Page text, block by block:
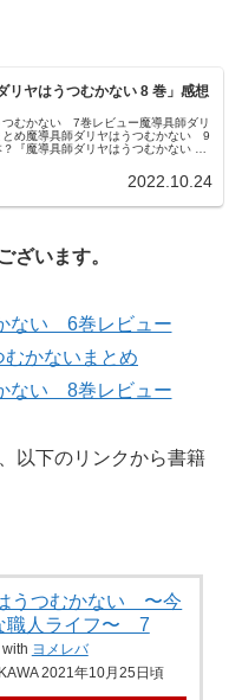
リヤはうつむかない 8 巻」感想
つむかない 7巻レビュー魔導具師ダリ
とめ魔導具師ダリヤはうつむかない 9
『魔導具師ダリヤはうつむかない ～
あ...
2022.10.24
ざいます。
ない 6巻レビュー
かないまとめ
ない 8巻レビュー
以下のリンクから書籍
うつむかない 〜今
職人ライフ〜 7
ヨメレバ
2021年10月25日頃